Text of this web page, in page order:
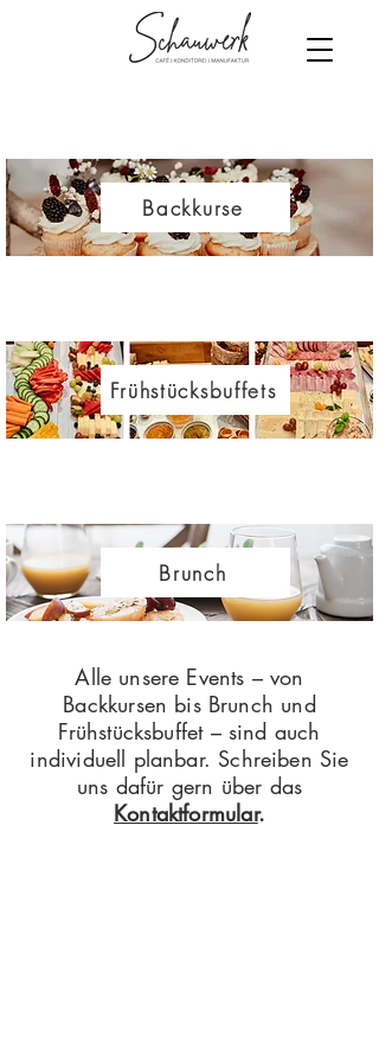
Backkurse
Frühstücksbuffets
Brunch
Alle unsere Events – von
Backkursen bis Brunch und
Frühstücksbuffet – sind auch
individuell planbar. Schreiben Sie
uns dafür gern über das
Kontaktformular.